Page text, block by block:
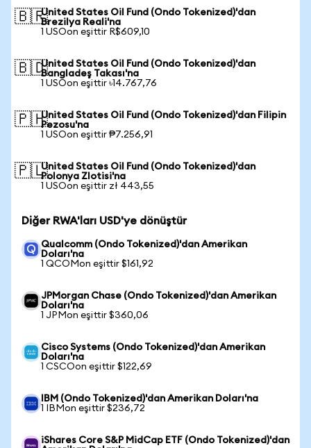
🇧🇷United States Oil Fund (Ondo Tokenized)'dan
Brezilya Reali'na
1 USOon eşittir R$609,10
🇧🇩United States Oil Fund (Ondo Tokenized)'dan
Bangladeş Takası'na
1 USOon eşittir ৳14.767,76
🇵🇭United States Oil Fund (Ondo Tokenized)'dan Filipin
Pezosu'na
1 USOon eşittir ₱7.256,91
🇵🇱United States Oil Fund (Ondo Tokenized)'dan
Polonya Zlotisi'na
1 USOon eşittir zł 443,55
Diğer RWA'ları USD'ye dönüştür
Qualcomm (Ondo Tokenized)'dan Amerikan
Doları'na
1 QCOMon eşittir $161,92
JPMorgan Chase (Ondo Tokenized)'dan Amerikan
Doları'na
1 JPMon eşittir $360,06
Cisco Systems (Ondo Tokenized)'dan Amerikan
Doları'na
1 CSCOon eşittir $122,69
IBM (Ondo Tokenized)'dan Amerikan Doları'na
1 IBMon eşittir $236,72
iShares Core S&P MidCap ETF (Ondo Tokenized)'dan